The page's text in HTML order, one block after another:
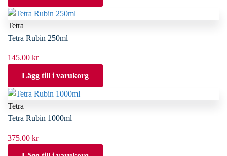
Tetra
Tetra Rubin 250ml
145.00 kr
Lägg till i varukorg
Tetra
Tetra Rubin 1000ml
375.00 kr